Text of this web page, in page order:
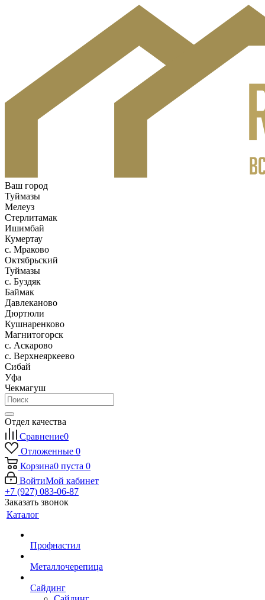
Ваш город
Туймазы
Мелеуз
Стерлитамак
Ишимбай
Кумертау
c. Мраково
Октябрьский
Туймазы
c. Буздяк
Баймак
Давлеканово
Дюртюли
Кушнаренково
Магнитогорск
с. Аскарово
с. Верхнеяркеево
Сибай
Уфа
Чекмагуш
Отдел качества
Сравнение0
Отложенные 0
Корзина0 пуста 0
ВойтиМой кабинет
+7 (927) 083-06-87
Заказать звонок
Каталог
Профнастил
Металлочерепица
Сайдинг